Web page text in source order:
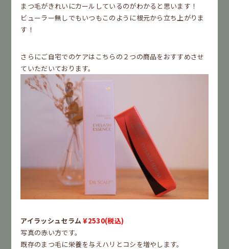
まつ毛がきれいにカールしているのがわかると思います！
ビューラー無しでもいつもこのように根元から立ち上がりま
す！
さらにご自宅でのケアはこちらの２つの商品をおすすめさせ
ていただいております。
アイラッシュセラム¥2530(税込)
写真の赤い方です。
既存のまつ毛に栄養を与えハリとコシを増やします。